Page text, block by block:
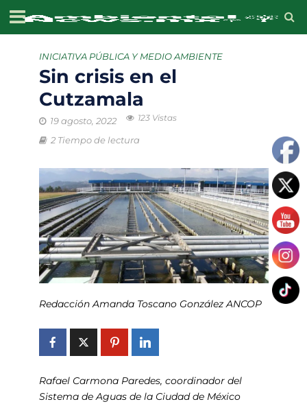
INICIATIVA PÚBLICA Y MEDIO AMBIENTE
Sin crisis en el
Cutzamala
19 agosto, 2022 123 Vistas
2 Tiempo de lectura
Redacción Amanda Toscano González ANCOP
Rafael Carmona Paredes, coordinador del
Sistema de Aguas de la Ciudad de México